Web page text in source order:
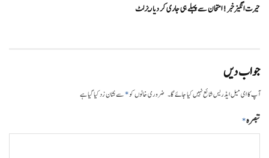
حیرت انگیزخبر ! امتحان سے پہلے ہی جاری کر دیا ریزلٹ
جواب دیں
آپ کا ای میل ایڈریس شائع نہیں کیا جائے گا۔ ضروری خانوں کو*سے نشان زد کیا گیا ہے
تبصرہ*